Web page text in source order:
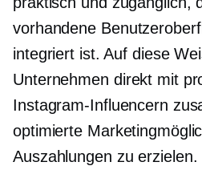
vorhandene
integriert ist. Auf diese
Unternehmen direkt mit
Instagram-Influencern
optimierte
Auszahlungen zu erzielen.